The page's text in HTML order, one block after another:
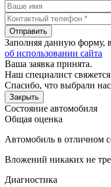
Отправить
Заполняя данную форму,
об использовании сайта
Ваша заявка принята.
Наш специалист
Спасибо, что выбрали
Закрыть
Состояние автомобиля
Общая оценка
Автомобиль в отличном
Вложений никаких не
Диагностика